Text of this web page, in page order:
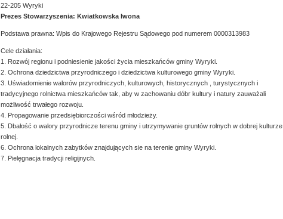
22-205 Wyryki
Prezes Stowarzyszenia: Kwiatkowska Iwona
Podstawa prawna: Wpis do Krajowego Rejestru Sądowego pod numerem 0000313983
Cele działania:
1. Rozwój regionu i podniesienie jakości życia mieszkańców gminy Wyryki.
2. Ochrona dziedzictwa przyrodniczego i dziedzictwa kulturowego gminy Wyryki.
3. Uświadomienie walorów przyrodniczych, kulturowych, historycznych , turystycznych i
tradycyjnego rolnictwa mieszkańców tak, aby w zachowaniu dóbr kultury i natury zauważali
możliwość trwałego rozwoju.
4. Propagowanie przedsiębiorczości wśród młodzieży.
5. Dbałość o walory przyrodnicze terenu gminy i utrzymywanie gruntów rolnych w dobrej kulturze
rolnej.
6. Ochrona lokalnych zabytków znajdujących sie na terenie gminy Wyryki.
7. Pielęgnacja tradycji religijnych.